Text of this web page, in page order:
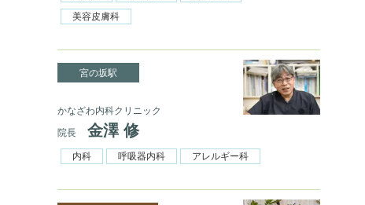
美容皮膚科
宮の坂駅
かなざわ内科クリニック
院長
金澤 修
内科 呼吸器内科 アレルギー科